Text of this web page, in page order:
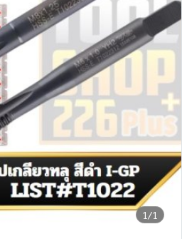
1/1